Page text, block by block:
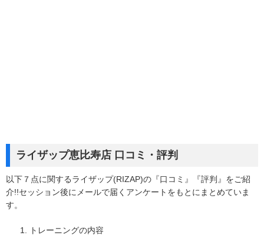
ライザップ恵比寿店 口コミ・評判
以下７点に関するライザップ(RIZAP)の『口コミ』『評判』をご紹
介!!セッション後にメールで届くアンケートをもとにまとめていま
す。
トレーニングの内容